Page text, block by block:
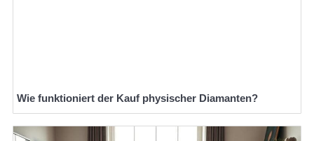
Wie funktioniert der Kauf physischer Diamanten?